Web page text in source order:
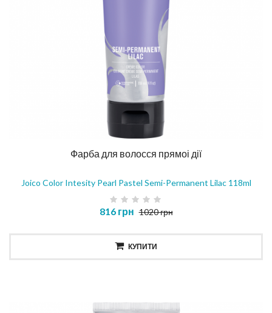
Фарба для волосся прямоі дії
Joico Color Intesity Pearl Pastel Semi-Permanent Lilac 118ml
816 грн 1020 грн
КУПИТИ